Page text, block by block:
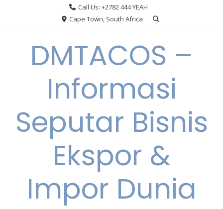
Call Us: +2782 444 YEAH
Cape Town, South Africa
DMTACOS –
Informasi
Seputar Bisnis
Ekspor &
Impor Dunia